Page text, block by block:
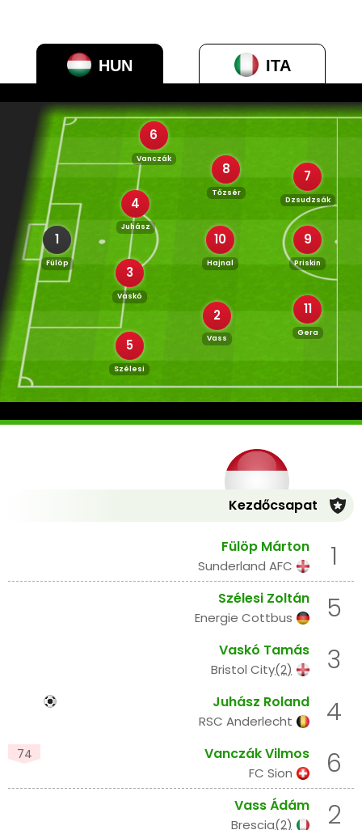
HUN ITA
1
Fülöp
5
Szélesi
3
Vaskó
4
Juhász
6
Vanczák
2
Vass
10
Hajnal
8
Tőzsér
11
Gera
9
Priskin
7
Dzsudzsák
Kezdőcsapat
1
Fülöp Márton
Sunderland AFC
5
Szélesi Zoltán
Energie Cottbus
3
Vaskó Tamás
Bristol City(2)
4
Juhász Roland
RSC Anderlecht
6
Vanczák Vilmos
74
FC Sion
2
Vass Ádám
Brescia(2)